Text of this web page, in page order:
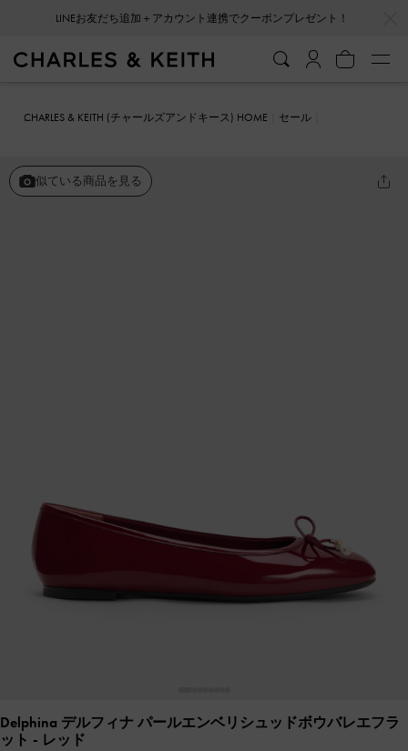
LINEお友だち追加＋アカウント連携でクーポンプレゼント！
CHARLES & KEITH (チャールズアンドキース) HOME
セール
似ている商品を見る
Delphina デルフィナ パールエンベリシュッドボウバレエフラ
ット - レッド